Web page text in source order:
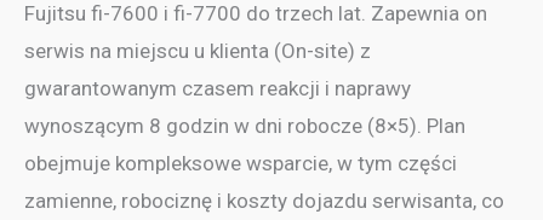
Fujitsu fi-7600 i fi-7700 do trzech lat. Zapewnia on
serwis na miejscu u klienta (On-site) z
gwarantowanym czasem reakcji i naprawy
wynoszącym 8 godzin w dni robocze (8×5). Plan
obejmuje kompleksowe wsparcie, w tym części
zamienne, robociznę i koszty dojazdu serwisanta, co